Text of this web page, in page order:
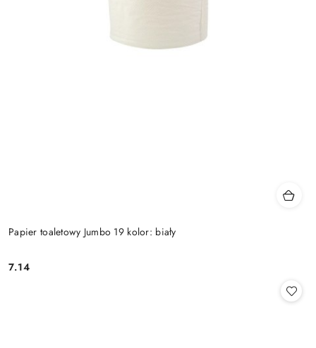
Papier toaletowy Jumbo 19 kolor: biały
Cena:
7.14